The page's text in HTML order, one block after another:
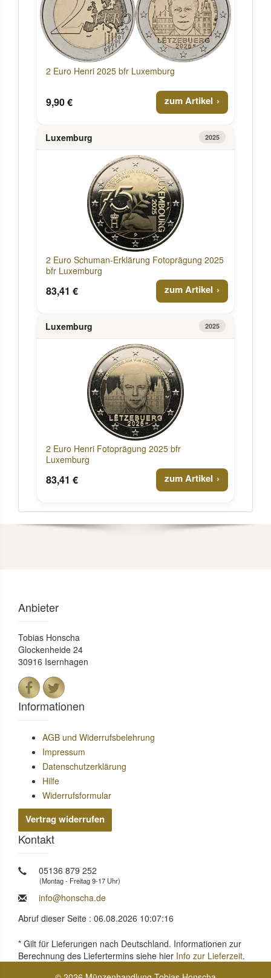
2 Euro Henri 2025 bfr Luxemburg
9,90 € zum Artikel
Luxemburg 2025
2 Euro Schuman-Erklärung Fotoprägung 2025
bfr Luxemburg
83,41 € zum Artikel
Luxemburg 2025
2 Euro Henri Fotoprägung 2025 bfr
Luxemburg
83,41 € zum Artikel
Anbieter
Tobias Honscha
Glockenheide 24
30916 Isernhagen
Informationen
AGB und Widerrufsbelehrung
Impressum
Datenschutzerklärung
Hilfe
Widerrufsformular
Vertrag widerrufen
Kontakt
05136 879 252
(Montag - Freitag 9-17 Uhr)
info@honscha.de
Abruf dieser Seite : 06.08.2026 10:07:16
* Gilt für Lieferungen nach Deutschland. Informationen zur
Berechnung des Liefertermins siehe hier Info zur Lieferzeit.